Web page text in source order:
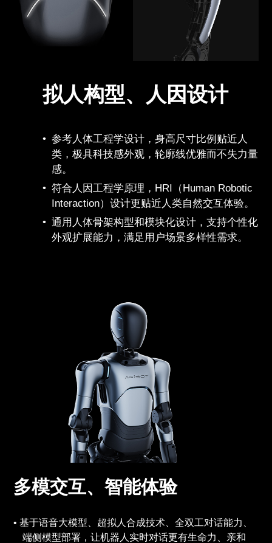
拟人构型、人因设计
参考人体工程学设计，身高尺寸比例贴近人
类，极具科技感外观，轮廓线优雅而不失力量
感。
符合人因工程学原理，HRI（Human Robotic
Interaction）设计更贴近人类自然交互体验。
通用人体骨架构型和模块化设计，支持个性化
外观扩展能力，满足用户场景多样性需求。
多模交互、智能体验
基于语音大模型、超拟人合成技术、全双工对话能力、
端侧模型部署，让机器人实时对话更有生命力、亲和